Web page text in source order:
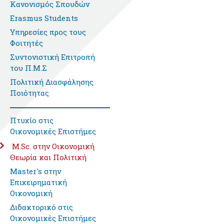
Κανονισμός Σπουδών
Erasmus Students
Υπηρεσίες προς τους
Φοιτητές
Συντονιστική Επιτροπή
του Π.Μ.Σ
Πολιτική Διασφάλησης
Ποιότητας
Πτυχίο στις
Οικονομικές Επιστήμες
M.Sc. στην Οικονομική
Θεωρία και Πολιτική
Master's στην
Επιχειρηματική
Οικονομική
Διδακτορικό στις
Οικονομικές Επιστήμες